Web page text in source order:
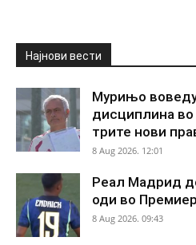
Најнови вести
Мурињо
дисциплина
трите нови
8 Aug 2026. 12:01
Реал Мадрид
оди во
8 Aug 2026. 09:43